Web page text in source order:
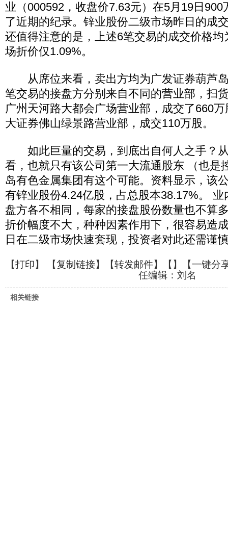
业（000592，收盘价7.63元）在5月19日
了近期的纪录。锌业股份二级市场昨日的成
还值得注意的是，上述6笔交易的成交价格
场折价仅1.09%。
从席位来看，卖出方均为广发证券葫芦
笔交易的接盘方分别来自不同的营业部，扫
广州天河路大都会广场营业部，成交了660
大证券佛山绿景路营业部，成交110万股。
如此巨量的交易，到底出自何人之手？
看，也就只有该公司第一大流通股东 （也是
岛有色金属集团有这个可能。资料显示，该
有锌业股份4.24亿股，占总股本38.17%。
盘方各不相同，每家的接盘股份数量也不算
折价幅度不大，种种因素作用下，很容易造
日在二级市场快速套现，投资者对此还需谨
【打印】 【复制链接】【转发邮件】【 】
【一键分
任编辑：刘名
相关链接